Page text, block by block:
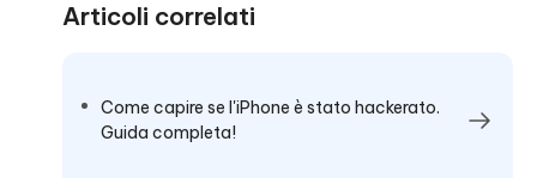
Articoli correlati
Come capire se l'iPhone è stato hackerato.
Guida completa!